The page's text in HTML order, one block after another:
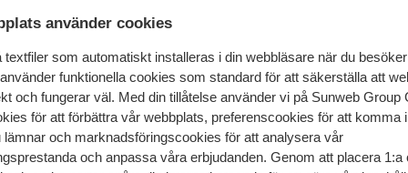
använder cookies
textfiler som automatiskt installeras i din webbläsare när du
funktionella cookies som standard för att säkerställa att
och fungerar väl. Med din tillåtelse använder vi på Sunweb Group
för att förbättra vår webbplats, preferenscookies för att komma
lämnar och marknadsföringscookies för att analysera vår
och anpassa våra erbjudanden. Genom att placera 1:a
deras upplevelser av vår produkt. Mer om